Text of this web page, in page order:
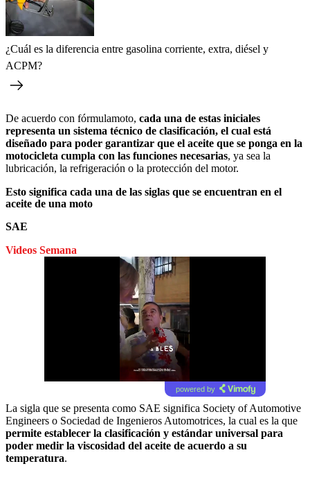
¿Cuál es la diferencia entre gasolina corriente, extra, diésel y
ACPM?
De acuerdo con fórmulamoto, cada una de estas iniciales
representa un sistema técnico de clasificación, el cual está
diseñado para poder garantizar que el aceite que se ponga en la
motocicleta cumpla con las funciones necesarias, ya sea la
lubricación, la refrigeración o la protección del motor.
Esto significa cada una de las siglas que se encuentran en el
aceite de una moto
SAE
Videos Semana
powered by
La sigla que se presenta como SAE significa Society of Automotive
Engineers o Sociedad de Ingenieros Automotrices, la cual es la que
permite establecer la clasificación y estándar universal para
poder medir la viscosidad del aceite de acuerdo a su
temperatura.